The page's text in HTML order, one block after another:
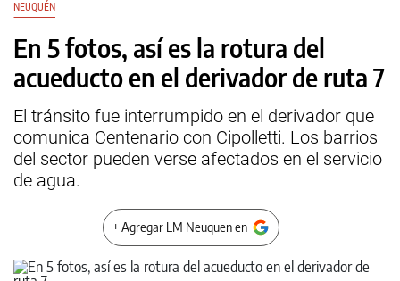
NEUQUÉN
En 5 fotos, así es la rotura del
acueducto en el derivador de ruta 7
El tránsito fue interrumpido en el derivador que
comunica Centenario con Cipolletti. Los barrios
del sector pueden verse afectados en el servicio
de agua.
+ Agregar LM Neuquen en